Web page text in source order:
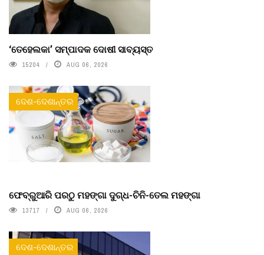
‘ତେହେଲକା’ ସମ୍ପାଦକ ଦୋଷୀ ସାବ୍ୟସ୍ତ
15204 AUG 06, 2026
ଦେଶ-ଦେଶାନ୍ତର
ଫେବ୍ରୁଆରି ପରଠୁ ମହଙ୍ଗା ଦୁଗ୍ଧ-ଚିନି-ତେଲ ମହଙ୍ଗା
13717 AUG 06, 2026
ଦେଶ-ଦେଶାନ୍ତର